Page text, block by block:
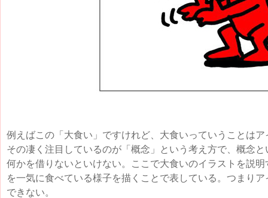
例えばこの「大食い」ですけれど、大食いっていうことは
その凄く注目しているのが「概念」という考え方で、概念
何かを借りないといけない。ここで大食いのイラストを説
を一気に食べている様子を描くことで表している。つまり
できない。